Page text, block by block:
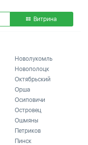
Витрина
Новолукомль
Новополоцк
Октябрьский
Орша
Осиповичи
Островец
Ошмяны
Петриков
Пинск